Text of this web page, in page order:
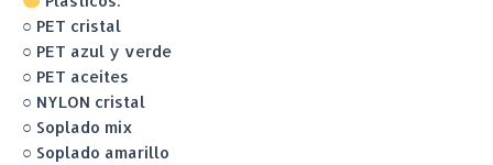
○ PET cristal
○ PET azul y verde
○ PET aceites
○ NYLON cristal
○ Soplado mix
○ Soplado amarillo